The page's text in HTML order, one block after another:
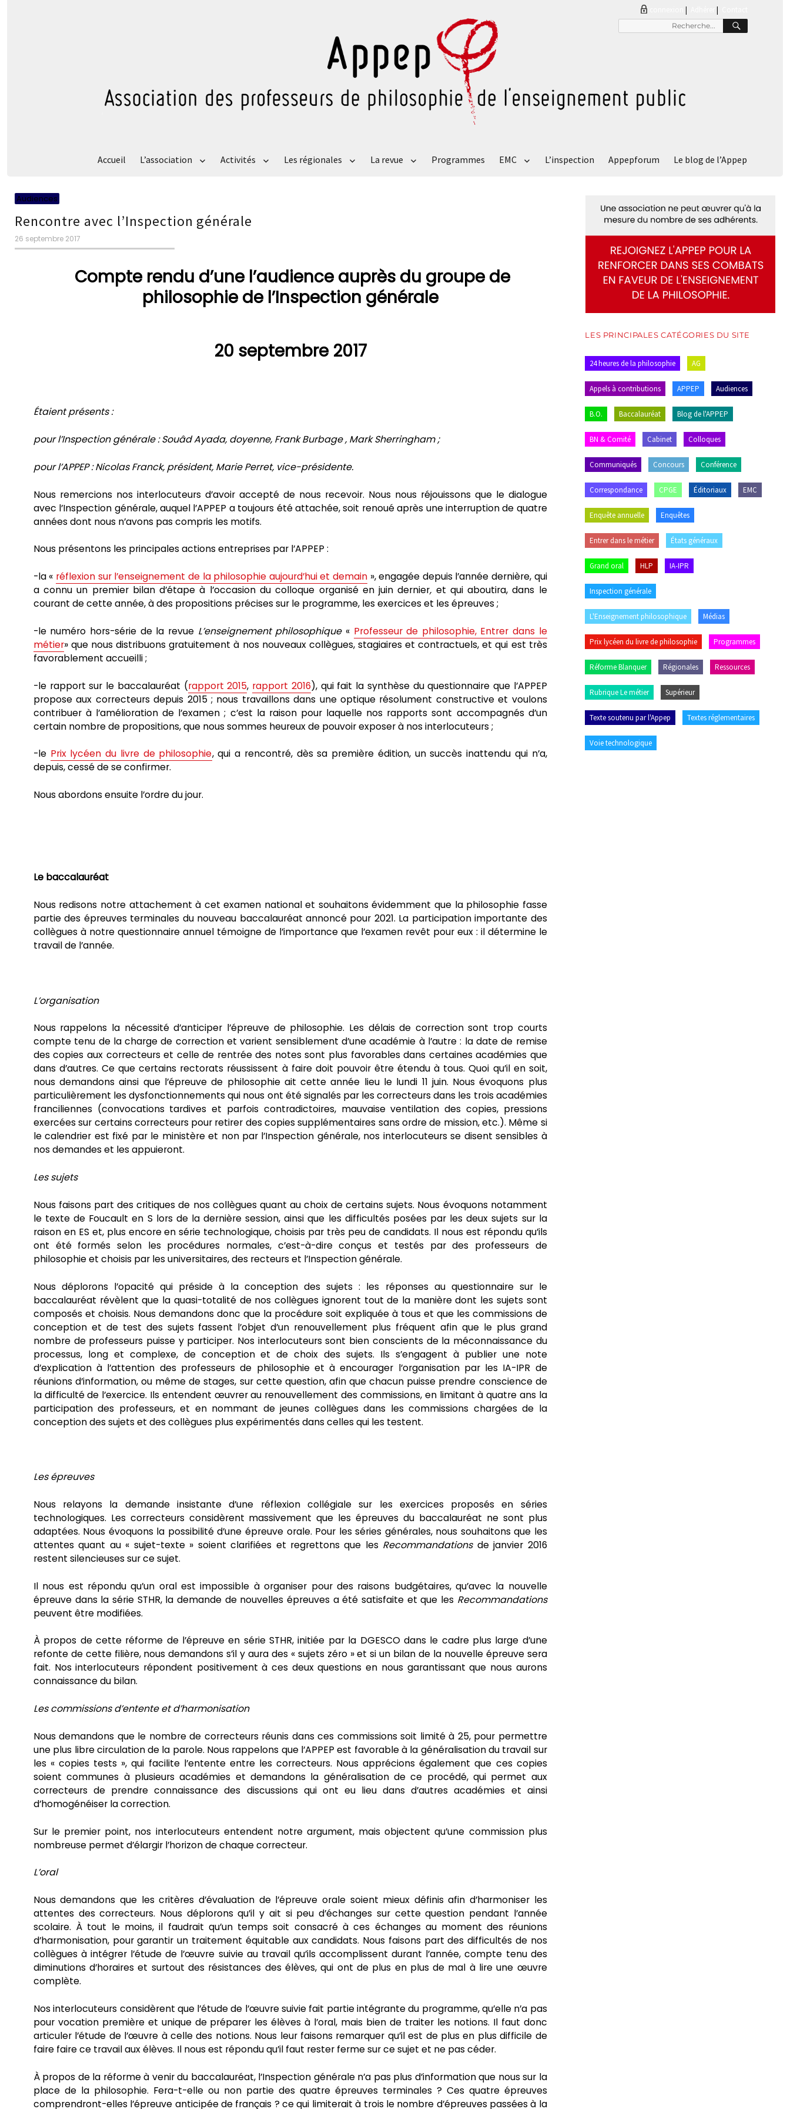
|
pour
Accueil L’association Activités Les régionales La revue Programmes EMC L’inspection Appepforum Le blog de l’Appep
Audiences
Rencontre avec l’Inspection générale
Publié
le
26 septembre 2017
Compte rendu d’une l’audience auprès du groupe de
philosophie de l’Inspection générale
20 septembre 2017
Étaient présents :
pour l’Inspection générale : Souâd Ayada, doyenne, Frank Burbage , Mark Sherringham ;
pour l’APPEP : Nicolas Franck, président, Marie Perret, vice-présidente.
Nous remercions nos interlocuteurs d’avoir accepté de nous recevoir. Nous nous réjouissons que le dialogue
avec l’Inspection générale, auquel l’APPEP a toujours été attachée, soit renoué après une interruption de quatre
années dont nous n’avons pas compris les motifs.
Nous présentons les principales actions entreprises par l’APPEP :
-la « réflexion sur l’enseignement de la philosophie aujourd’hui et demain », engagée depuis l’année dernière, qui
a connu un premier bilan d’étape à l’occasion du colloque organisé en juin dernier, et qui aboutira, dans le
courant de cette année, à des propositions précises sur le programme, les exercices et les épreuves ;
-le numéro hors-série de la revue L’enseignement philosophique« Professeur de philosophie, Entrer dans le
métier» que nous distribuons gratuitement à nos nouveaux collègues, stagiaires et contractuels, et qui est très
favorablement accueilli ;
-le rapport sur le baccalauréat (rapport 2015, rapport 2016), qui fait la synthèse du questionnaire que l’APPEP
propose aux correcteurs depuis 2015 ; nous travaillons dans une optique résolument constructive et voulons
contribuer à l’amélioration de l’examen ; c’est la raison pour laquelle nos rapports sont accompagnés d’un
certain nombre de propositions, que nous sommes heureux de pouvoir exposer à nos interlocuteurs ;
-le Prix lycéen du livre de philosophie, qui a rencontré, dès sa première édition, un succès inattendu qui n’a,
depuis, cessé de se confirmer.
Nous abordons ensuite l’ordre du jour.
Le baccalauréat
Nous redisons notre attachement à cet examen national et souhaitons évidemment que la philosophie fasse
partie des épreuves terminales du nouveau baccalauréat annoncé pour 2021. La participation importante des
collègues à notre questionnaire annuel témoigne de l’importance que l’examen revêt pour eux : il détermine le
travail de l’année.
L’organisation
Nous rappelons la nécessité d’anticiper l’épreuve de philosophie. Les délais de correction sont trop courts
compte tenu de la charge de correction et varient sensiblement d’une académie à l’autre : la date de remise
des copies aux correcteurs et celle de rentrée des notes sont plus favorables dans certaines académies que
dans d’autres. Ce que certains rectorats réussissent à faire doit pouvoir être étendu à tous. Quoi qu’il en soit,
nous demandons ainsi que l’épreuve de philosophie ait cette année lieu le lundi 11 juin. Nous évoquons plus
particulièrement les dysfonctionnements qui nous ont été signalés par les correcteurs dans les trois académies
franciliennes (convocations tardives et parfois contradictoires, mauvaise ventilation des copies, pressions
exercées sur certains correcteurs pour retirer des copies supplémentaires sans ordre de mission, etc.). Même si
le calendrier est fixé par le ministère et non par l’Inspection générale, nos interlocuteurs se disent sensibles à
nos demandes et les appuieront.
Les sujets
Nous faisons part des critiques de nos collègues quant au choix de certains sujets. Nous évoquons notamment
le texte de Foucault en S lors de la dernière session, ainsi que les difficultés posées par les deux sujets sur la
raison en ES et, plus encore en série technologique, choisis par très peu de candidats. Il nous est répondu qu’ils
ont été formés selon les procédures normales, c’est-à-dire conçus et testés par des professeurs de
philosophie et choisis par les universitaires, des recteurs et l’Inspection générale.
Nous déplorons l’opacité qui préside à la conception des sujets : les réponses au questionnaire sur le
baccalauréat révèlent que la quasi-totalité de nos collègues ignorent tout de la manière dont les sujets sont
composés et choisis. Nous demandons donc que la procédure soit expliquée à tous et que les commissions de
conception et de test des sujets fassent l’objet d’un renouvellement plus fréquent afin que le plus grand
nombre de professeurs puisse y participer. Nos interlocuteurs sont bien conscients de la méconnaissance du
processus, long et complexe, de conception et de choix des sujets. Ils s’engagent à publier une note
d’explication à l’attention des professeurs de philosophie et à encourager l’organisation par les IA-IPR de
réunions d’information, ou même de stages, sur cette question, afin que chacun puisse prendre conscience de
la difficulté de l’exercice. Ils entendent œuvrer au renouvellement des commissions, en limitant à quatre ans la
participation des professeurs, et en nommant de jeunes collègues dans les commissions chargées de la
conception des sujets et des collègues plus expérimentés dans celles qui les testent.
Les épreuves
Nous relayons la demande insistante d’une réflexion collégiale sur les exercices proposés en séries
technologiques. Les correcteurs considèrent massivement que les épreuves du baccalauréat ne sont plus
adaptées. Nous évoquons la possibilité d’une épreuve orale. Pour les séries générales, nous souhaitons que les
attentes quant au « sujet-texte » soient clarifiées et regrettons que les Recommandationsde janvier 2016
restent silencieuses sur ce sujet.
Il nous est répondu qu’un oral est impossible à organiser pour des raisons budgétaires, qu’avec la nouvelle
épreuve dans la série STHR, la demande de nouvelles épreuves a été satisfaite et que les Recommandations
peuvent être modifiées.
À propos de cette réforme de l’épreuve en série STHR, initiée par la DGESCO dans le cadre plus large d’une
refonte de cette filière, nous demandons s’il y aura des « sujets zéro » et si un bilan de la nouvelle épreuve sera
fait. Nos interlocuteurs répondent positivement à ces deux questions en nous garantissant que nous aurons
connaissance du bilan.
Les commissions d’entente et d’harmonisation
Nous demandons que le nombre de correcteurs réunis dans ces commissions soit limité à 25, pour permettre
une plus libre circulation de la parole. Nous rappelons que l’APPEP est favorable à la généralisation du travail sur
les « copies tests », qui facilite l’entente entre les correcteurs. Nous apprécions également que ces copies
soient communes à plusieurs académies et demandons la généralisation de ce procédé, qui permet aux
correcteurs de prendre connaissance des discussions qui ont eu lieu dans d’autres académies et ainsi
d’homogénéiser la correction.
Sur le premier point, nos interlocuteurs entendent notre argument, mais objectent qu’une commission plus
nombreuse permet d’élargir l’horizon de chaque correcteur.
L’oral
Nous demandons que les critères d’évaluation de l’épreuve orale soient mieux définis afin d’harmoniser les
attentes des correcteurs. Nous déplorons qu’il y ait si peu d’échanges sur cette question pendant l’année
scolaire. À tout le moins, il faudrait qu’un temps soit consacré à ces échanges au moment des réunions
d’harmonisation, pour garantir un traitement équitable aux candidats. Nous faisons part des difficultés de nos
collègues à intégrer l’étude de l’œuvre suivie au travail qu’ils accomplissent durant l’année, compte tenu des
diminutions d’horaires et surtout des résistances des élèves, qui ont de plus en plus de mal à lire une œuvre
complète.
Nos interlocuteurs considèrent que l’étude de l’œuvre suivie fait partie intégrante du programme, qu’elle n’a pas
pour vocation première et unique de préparer les élèves à l’oral, mais bien de traiter les notions. Il faut donc
articuler l’étude de l’œuvre à celle des notions. Nous leur faisons remarquer qu’il est de plus en plus difficile de
faire faire ce travail aux élèves. Il nous est répondu qu’il faut rester ferme sur ce sujet et ne pas céder.
À propos de la réforme à venir du baccalauréat, l’Inspection générale n’a pas plus d’information que nous sur la
place de la philosophie. Fera-t-elle ou non partie des quatre épreuves terminales ? Ces quatre épreuves
comprendront-elles l’épreuve anticipée de français ? ce qui limiterait à trois le nombre d’épreuves passées à la
LES PRINCIPALES CATÉGORIES DU SITE
24 heures de la philosophie AG
Appels à contributions APPEP Audiences
B.O. Baccalauréat Blog de l'APPEP
BN & Comité Cabinet Colloques
Communiqués Concours Conférence
Correspondance CPGE Éditoriaux EMC
Enquête annuelle Enquêtes
Entrer dans le métier États généraux
Grand oral HLP IA-IPR
Inspection générale
L'Enseignement philosophique Médias
Prix lycéen du livre de philosophie Programmes
Réforme Blanquer Régionales Ressources
Rubrique Le métier Supérieur
Texte soutenu par l'Appep Textes réglementaires
Voie technologique